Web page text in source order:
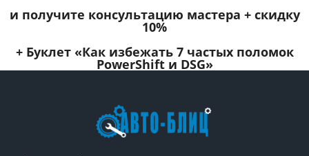
и получите консультацию мастера + скидку
10%
+ Буклет «Как избежать 7 частых поломок
PowerShift и DSG»